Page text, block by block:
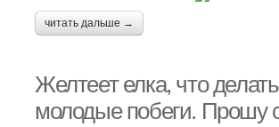
читать дальше →
Желтеет елка, что
молодые побеги. Прошу